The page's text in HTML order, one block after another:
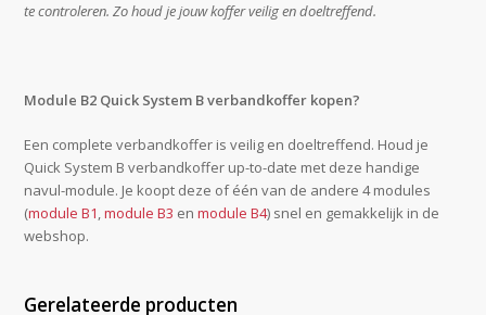
te controleren. Zo houd je jouw koffer veilig en doeltreffend.
Module B2 Quick System B verbandkoffer kopen?
Een complete verbandkoffer is veilig en doeltreffend. Houd je
Quick System B verbandkoffer up-to-date met deze handige
navul-module. Je koopt deze of één van de andere 4 modules
(module B1,module B3 enmodule B4) snel en gemakkelijk in de
webshop.
Gerelateerde producten